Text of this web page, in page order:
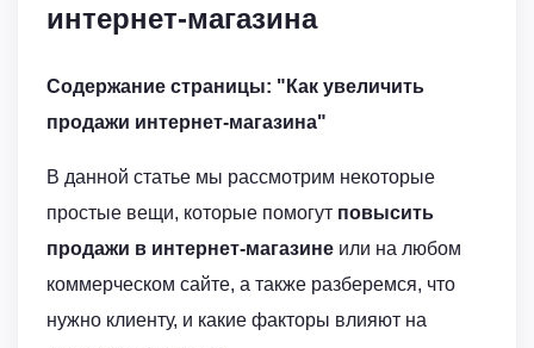
интернет-магазина
Содержание страницы: "Как увеличить
продажи интернет-магазина"
В данной статье мы рассмотрим некоторые
простые вещи, которые помогут повысить
продажи в интернет-магазине или на любом
коммерческом сайте, а также разберемся, что
нужно клиенту, и какие факторы влияют на